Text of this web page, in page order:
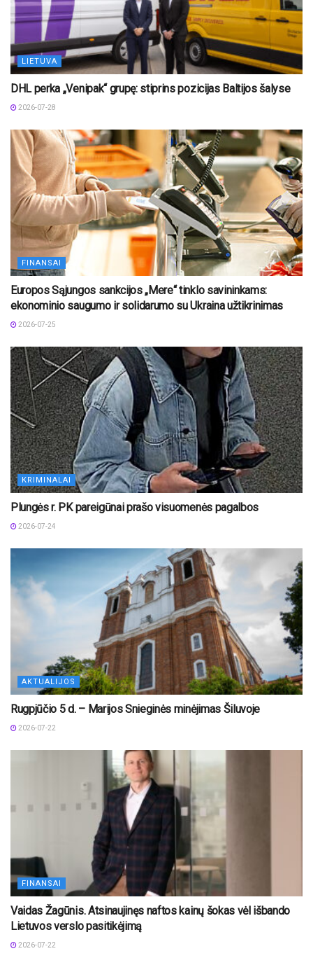
LIETUVA
DHL perka „Venipak“ grupę: stiprins pozicijas Baltijos šalyse
2026-07-28
FINANSAI
Europos Sąjungos sankcijos „Mere“ tinklo savininkams:
ekonominio saugumo ir solidarumo su Ukraina užtikrinimas
2026-07-25
KRIMINALAI
Plungės r. PK pareigūnai prašo visuomenės pagalbos
2026-07-24
AKTUALIJOS
Rugpjūčio 5 d. – Marijos Snieginės minėjimas Šiluvoje
2026-07-22
FINANSAI
Vaidas Žagūnis. Atsinaujinęs naftos kainų šokas vėl išbando
Lietuvos verslo pasitikėjimą
2026-07-22